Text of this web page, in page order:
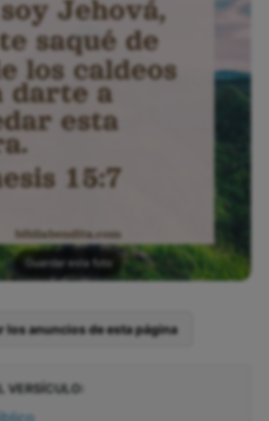
Guardar esta foto
los anuncios de esta página
VERSÍCULO: